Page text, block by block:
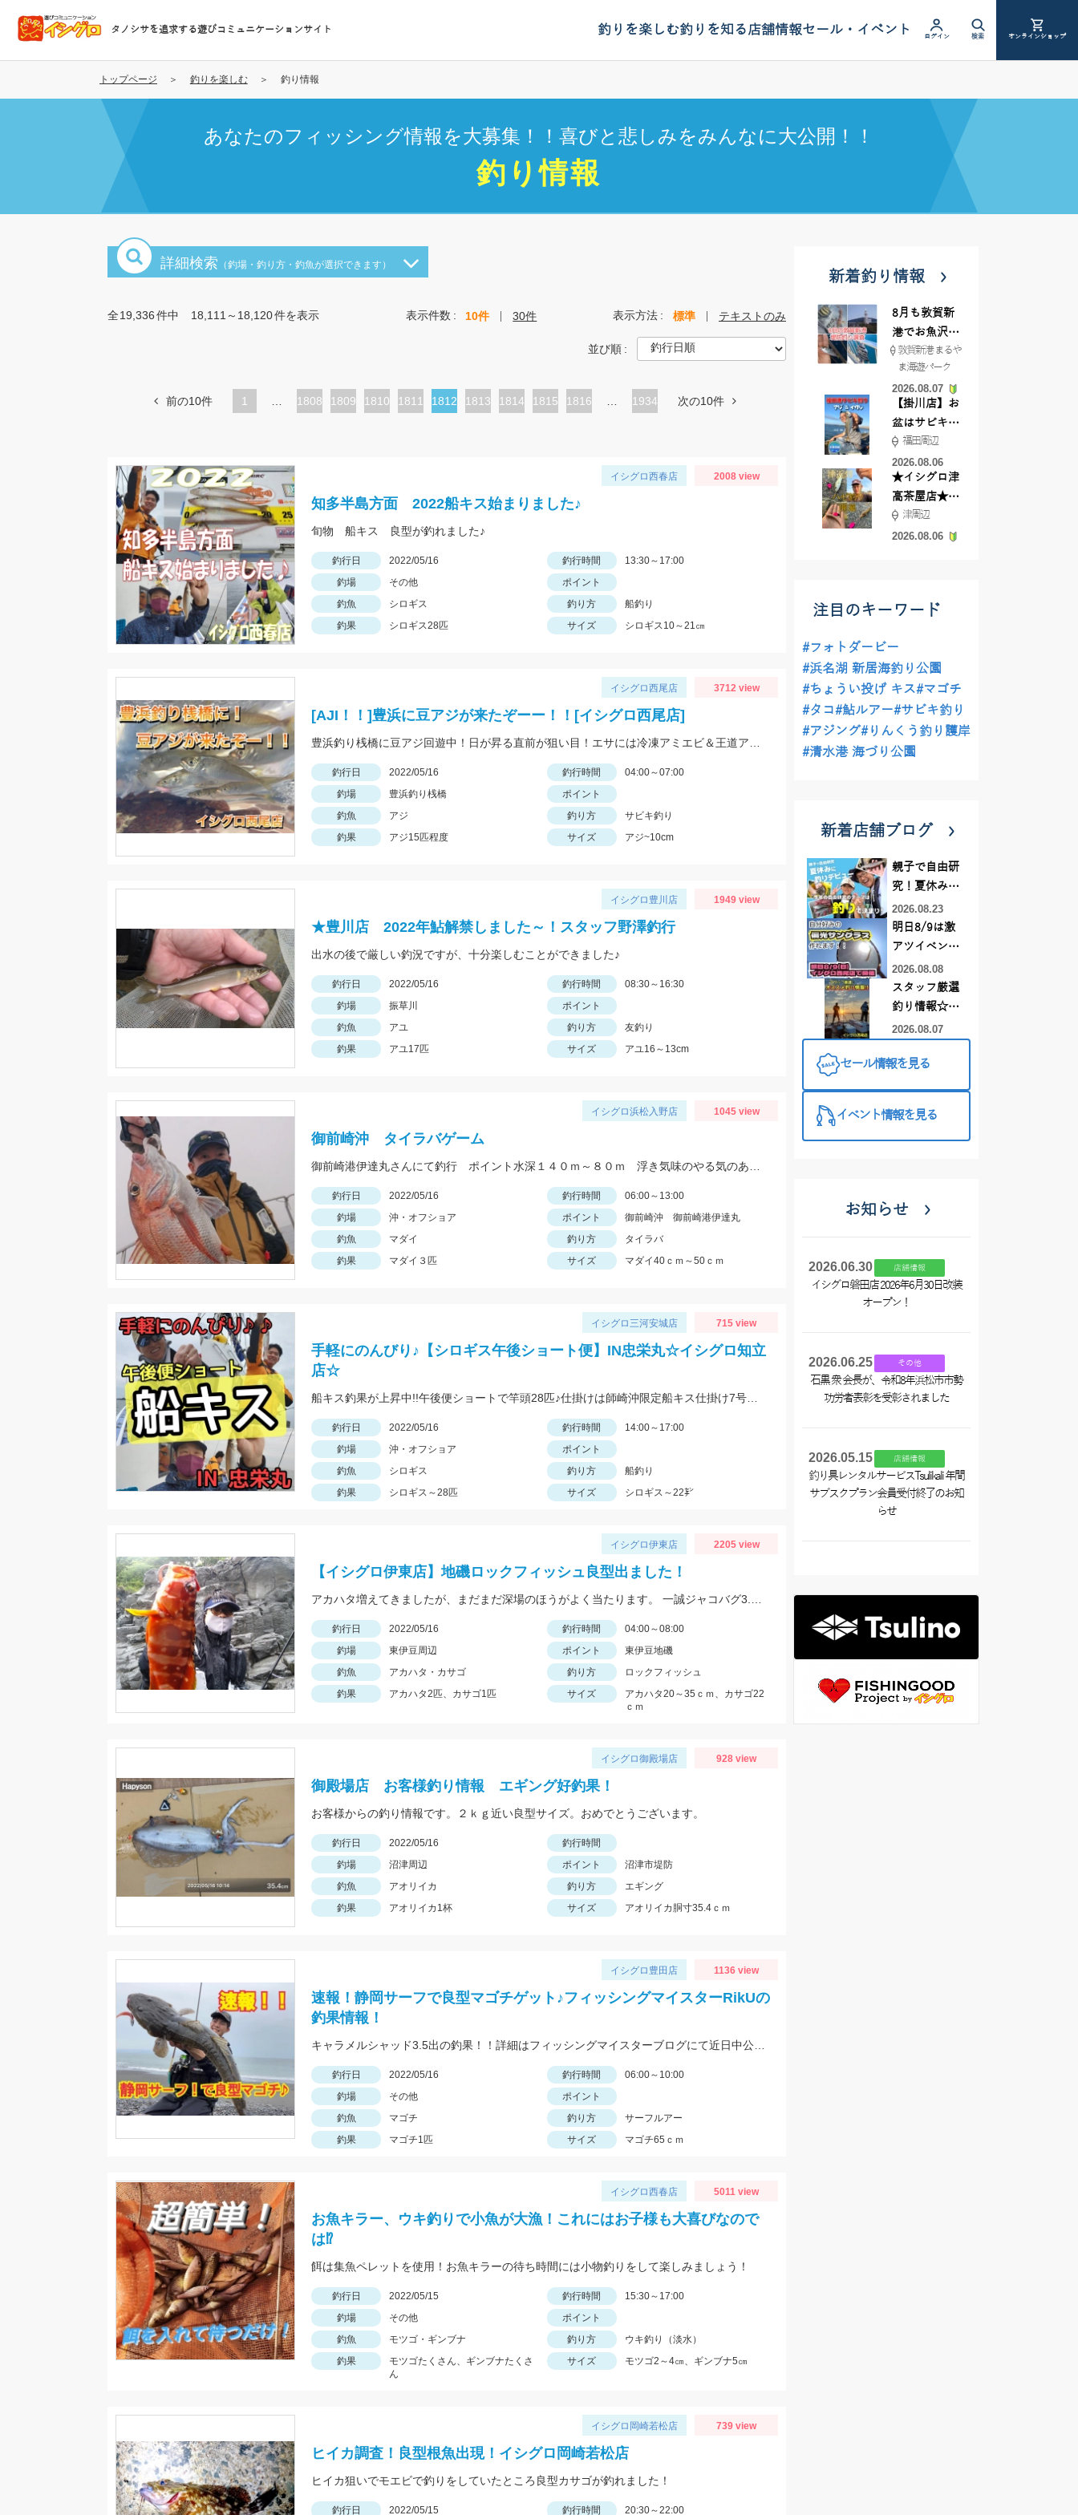
コ
テ
タノシサを追求する遊びコミュニケーションサイト 釣りを楽しむ釣りを知る店舗情報セール・イベント ログイン 検索 オンラインショップ
トップページ 釣りを楽しむ 釣り情報
あなたのフィッシング情報を大募集！！喜びと悲しみをみんなに大公開！！
釣り情報
詳細検索 （釣場・釣り方・釣魚が選択できます）
全19,336件中 18,111～18,120件を表示 表示件数 10件 30件 表示方法 標準 テキストのみ
並び順
前の10件 1
ペ
1808
ペ
1809
ペ
1810
ペ
1811
カ
ペ
1812
ペ
1813
ペ
1814
ペ
1815
ペ
1816 1934 次の10件
イシグロ西春店 2008 view
知多半島方面 2022船キス始まりました♪
旬物 船キス 良型が釣れました♪
釣行日 2022/05/16 釣行時間
13:30～17:00
釣場
その他
ポイント
釣魚
シロギス 釣り方
船釣り
釣果
シロギス28匹 サイズ シロギス10～21㎝
イシグロ西尾店 3712 view
[AJI！！]豊浜に豆アジが来たぞーー！！[イシグロ西尾店]
釣行日 2022/05/16 釣行時間
04:00～07:00
釣場
豊浜釣り桟橋
ポイント
釣魚
アジ 釣り方
サビキ釣り
釣果
アジ15匹程度 サイズ アジ~10cm
イシグロ豊川店 1949 view
★豊川店 2022年鮎解禁しました～！スタッフ野澤釣行
出水の後で厳しい釣況ですが、十分楽しむことができました♪
釣行日 2022/05/16 釣行時間
08:30～16:30
釣場
振草川
ポイント
釣魚
アユ 釣り方
友釣り
釣果
アユ17匹 サイズ アユ16～13cm
イシグロ浜松入野店 1045 view
御前崎沖 タイラバゲーム
釣行日 2022/05/16 釣行時間
06:00～13:00
釣場
沖・オフショア ポイント
御前崎沖 御前崎港伊達丸
釣魚
マダイ 釣り方
タイラバ
釣果
マダイ３匹 サイズ マダイ40ｃｍ～50ｃｍ
イシグロ三河安城店 715 view
手軽にのんびり♪【シロギス午後ショート便】IN忠栄丸☆イシグロ知立
店☆
釣行日 2022/05/16 釣行時間
14:00～17:00
釣場
沖・オフショア
ポイント
釣魚
シロギス 釣り方
船釣り
釣果
シロギス～28匹 サイズ シロギス～22㌢
イシグロ伊東店 2205 view
【イシグロ伊東店】地磯ロックフィッシュ良型出ました！
釣行日 2022/05/16 釣行時間
04:00～08:00
釣場
東伊豆周辺 ポイント
東伊豆地磯
釣魚
アカハタ・カサゴ 釣り方
ロックフィッシュ
釣果
アカハタ2匹、カサゴ1匹 サイズ
アカハタ20～35ｃｍ、カサゴ22
ｃｍ
イシグロ御殿場店 928 view
御殿場店 お客様釣り情報 エギング好釣果！
お客様からの釣り情報です。２ｋｇ近い良型サイズ。おめでとうございます。
釣行日 2022/05/16
釣行時間
釣場
沼津周辺 ポイント
沼津市堤防
釣魚
アオリイカ 釣り方
エギング
釣果
アオリイカ1杯 サイズ アオリイカ胴寸35.4ｃｍ
イシグロ豊田店 1136 view
速報！静岡サーフで良型マゴチゲット♪フィッシングマイスターRikUの
釣果情報！
釣行日 2022/05/16 釣行時間
06:00～10:00
釣場
その他
ポイント
釣魚
マゴチ 釣り方
サーフルアー
釣果
マゴチ1匹 サイズ マゴチ65ｃｍ
イシグロ西春店 5011 view
お魚キラー、ウキ釣りで小魚が大漁！これにはお子様も大喜びなので
は⁉
餌は集魚ペレットを使用！お魚キラーの待ち時間には小物釣りをして楽しみましょう！
釣行日 2022/05/15 釣行時間
15:30～17:00
釣場
その他
ポイント
釣魚
モツゴ・ギンブナ 釣り方
ウキ釣り（淡水）
釣果
モツゴたくさん、ギンブナたくさ
ん
サイズ モツゴ2～4㎝、ギンブナ5㎝
イシグロ岡崎若松店 739 view
ヒイカ調査！良型根魚出現！イシグロ岡崎若松店
ヒイカ狙いでモエビで釣りをしていたところ良型カサゴが釣れました！
釣行日 2022/05/15 釣行時間 20:30～22:00
新着釣り情報
8月も敦賀新
港でお魚沢山
♪ イシグロ彦
根店
敦賀新港 まるや
ま海遊パーク
2026.08.07
【掛川店】お
盆はサビキ釣
りいきません
か?
福田周辺
2026.08.06
★イシグロ津
高茶屋店★津
近郊ハゼ釣れ
てます！
津周辺
2026.08.06
注目のキーワード
#フォトダービー
#浜名湖 新居海釣り公園
#ちょうい投げ キス#マゴチ
#タコ#鮎ルアー#サビキ釣り
#アジング#りんくう釣り護岸
#清水港 海づり公園
新着店舗ブログ
親子で自由研
究！夏休みに
釣りデビュー
2026.08.23
明日8/9は激
アツイベント
日！！！～オ
ーダー偏光グ
ラス受注会～
2026.08.08
スタッフ厳選
釣り情報☆彡
連休は何釣り
♪【イシグロ
2026.08.07
セール情報を見る
イベント情報を見る
お知らせ
2026.06.30 店舗情報
イシグロ磐田店 2026年6月30日改装
オープン！
2026.06.25 その他
石黒 衆 会長が、令和8年浜松市市勢
功労者表彰を受彰されました
2026.05.15 店舗情報
釣り具レンタルサービスTsulikali 年間
サブスクプラン会員受付終了のお知
らせ